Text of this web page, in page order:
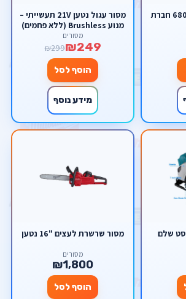
מסור סרט 115ממ 680w חברת
מסור עגול נטען 21V תעשייתי –
מנוע Brushless (ללא פחמים)
כולל ערכה מלאה במזוודה
קשיחה Scorpion
מסורים
₪249
₪299
הוסף לסל
מידע נוסף
מסור שרשרת לעצים "16 נטען
מסורים
₪1,800
הוסף לסל